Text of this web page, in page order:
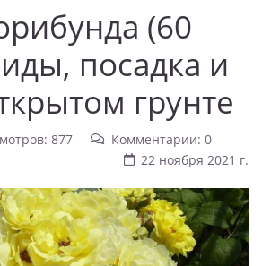
(60
посадка и
грунте
877
Комментарии: 0
22 ноября 2021 г.